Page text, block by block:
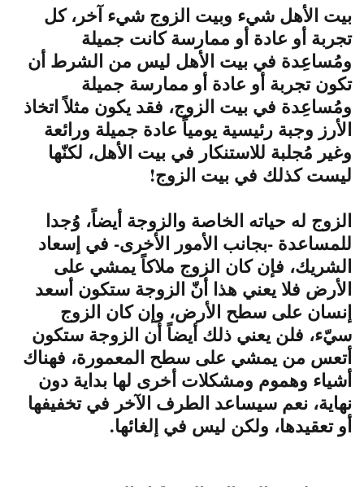
بيت الأهل شيء وبيت الزوج شيء آخر، كل
تجربة أو عادة أو ممارسة كانت جميلة
ومُساعِدة في بيت الأهل ليس من الشرط أن
تكون تجربة أو عادة أو ممارسة جميلة
ومُساعِدة في بيت الزوج، فقد يكون مثلاً اتخاذ
الأرز وجبة رئيسية يومياً عادة جميلة ورائعة
وغير مُجلبة للاستنكار في بيت الأهل، لكنّها
ليست كذلك في بيت الزوج!
الزوج له حياته الخاصة والزوجة أيضاً، وُجدا
للمساعدة -بجانب الأمور الأخرى- في إسعاد
الشريك، فإن كان الزوج ملاكاً يمشي على
الأرض فلا يعني هذا أنّ الزوجة ستكون أسعد
إنسان على سطح الأرض، وإن كان الزوج
سيّء، فلن يعني ذلك أيضاً أن الزوجة ستكون
أتعس من يمشي على سطح المعمورة، فهناك
أشياء وهموم ومشكلات أخرى لها بداية دون
نهاية، نعم سيساعد الطرف الآخر في تخفيفها
أو تعقيدها، ولكن ليس في إلغائها.